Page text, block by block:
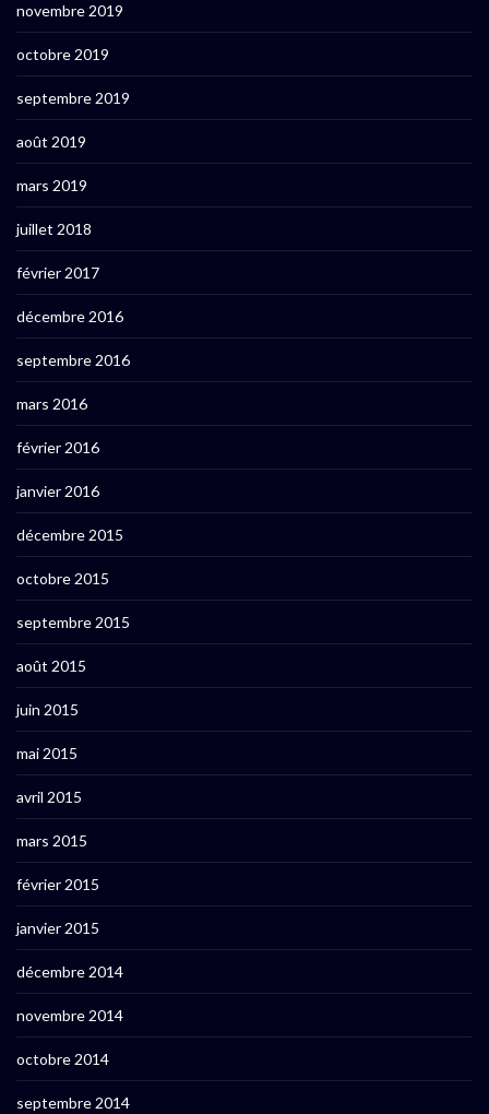
novembre 2019
octobre 2019
septembre 2019
août 2019
mars 2019
juillet 2018
février 2017
décembre 2016
septembre 2016
mars 2016
février 2016
janvier 2016
décembre 2015
octobre 2015
septembre 2015
août 2015
juin 2015
mai 2015
avril 2015
mars 2015
février 2015
janvier 2015
décembre 2014
novembre 2014
octobre 2014
septembre 2014